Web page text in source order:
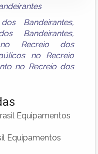
Bandeirantes,
Bandeirantes,
Recreio dos
no Recreio
no Recreio dos
Equipamentos
Equipamentos